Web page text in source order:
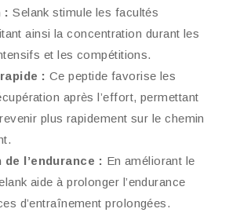
: Selank stimule les facultés
ainsi la concentration durant les
et les compétitions.
: Ce peptide favorise les
après l’effort, permettant
plus rapidement sur le chemin
l’endurance : En améliorant le
aide à prolonger l’endurance
d’entraînement prolongées.